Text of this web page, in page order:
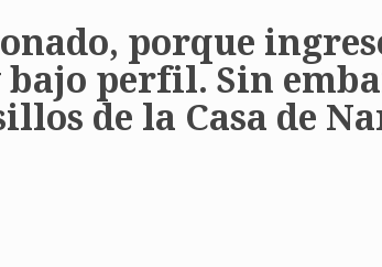
porque
perfil. Sin
de la Casa de